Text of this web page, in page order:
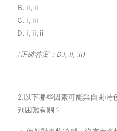
ii, iii
i, iii
i, ii, ii
(正確答案：D.i, ii, iii)
2.以下哪些因素可能與自閉特
到困難有關？